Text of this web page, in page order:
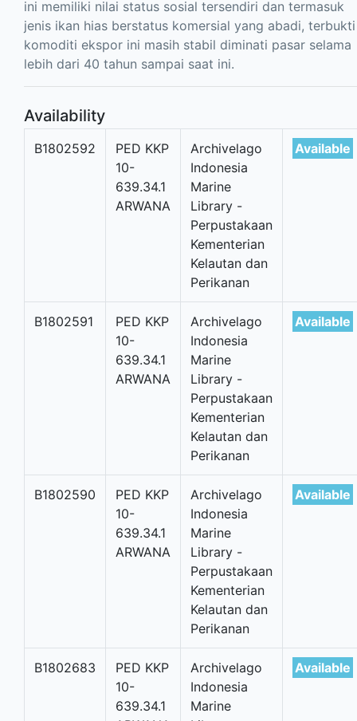
ini memiliki nilai status sosial tersendiri dan termasuk
jenis ikan hias berstatus komersial yang abadi, terbukti
komoditi ekspor ini masih stabil diminati pasar selama
lebih dari 40 tahun sampai saat ini.
Availability
B1802592
PED KKP
10-
639.34.1
ARWANA
Archivelago
Indonesia
Marine
Library -
Perpustakaan
Kementerian
Kelautan dan
Perikanan
Available
B1802591
PED KKP
10-
639.34.1
ARWANA
Archivelago
Indonesia
Marine
Library -
Perpustakaan
Kementerian
Kelautan dan
Perikanan
Available
B1802590
PED KKP
10-
639.34.1
ARWANA
Archivelago
Indonesia
Marine
Library -
Perpustakaan
Kementerian
Kelautan dan
Perikanan
Available
B1802683
PED KKP
10-
639.34.1
Archivelago
Indonesia
Marine
Available